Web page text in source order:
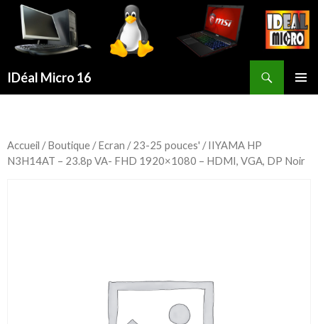
IDéal Micro 16
Accueil /Boutique /Ecran /23-25 pouces' / IIYAMA HP
N3H14AT – 23.8p VA- FHD 1920×1080 – HDMI, VGA, DP Noir